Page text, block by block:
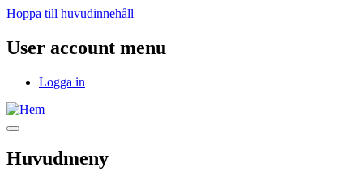
Hoppa till huvudinnehåll
User account menu
Logga in
Huvudmeny